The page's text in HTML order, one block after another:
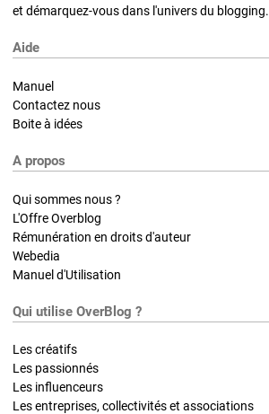
et démarquez-vous dans l'univers du blogging.
Aide
Manuel
Contactez nous
Boite à idées
A propos
Qui sommes nous ?
L'Offre Overblog
Rémunération en droits d'auteur
Webedia
Manuel d'Utilisation
Qui utilise OverBlog ?
Les créatifs
Les passionnés
Les influenceurs
Les entreprises, collectivités et associations